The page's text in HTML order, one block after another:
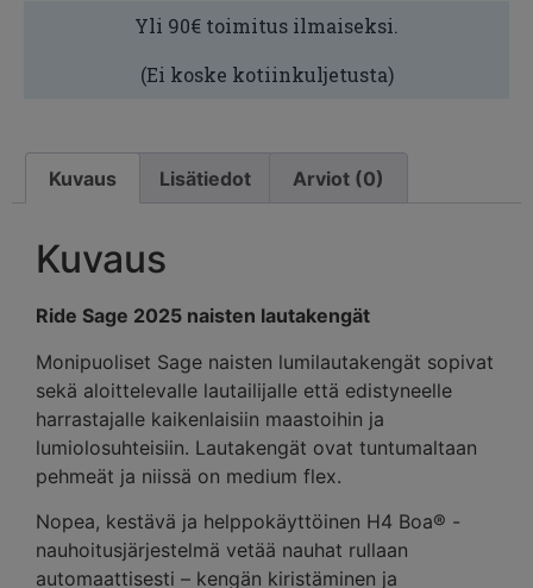
Yli 90€ toimitus ilmaiseksi.
(Ei koske kotiinkuljetusta)
Kuvaus Lisätiedot Arviot (0)
Kuvaus
Ride Sage 2025 naisten lautakengät
Monipuoliset Sage naisten lumilautakengät sopivat
sekä aloittelevalle lautailijalle että edistyneelle
harrastajalle kaikenlaisiin maastoihin ja
lumiolosuhteisiin. Lautakengät ovat tuntumaltaan
pehmeät ja niissä on medium flex.
Nopea, kestävä ja helppokäyttöinen H4 Boa® -
nauhoitusjärjestelmä vetää nauhat rullaan
automaattisesti – kengän kiristäminen ja